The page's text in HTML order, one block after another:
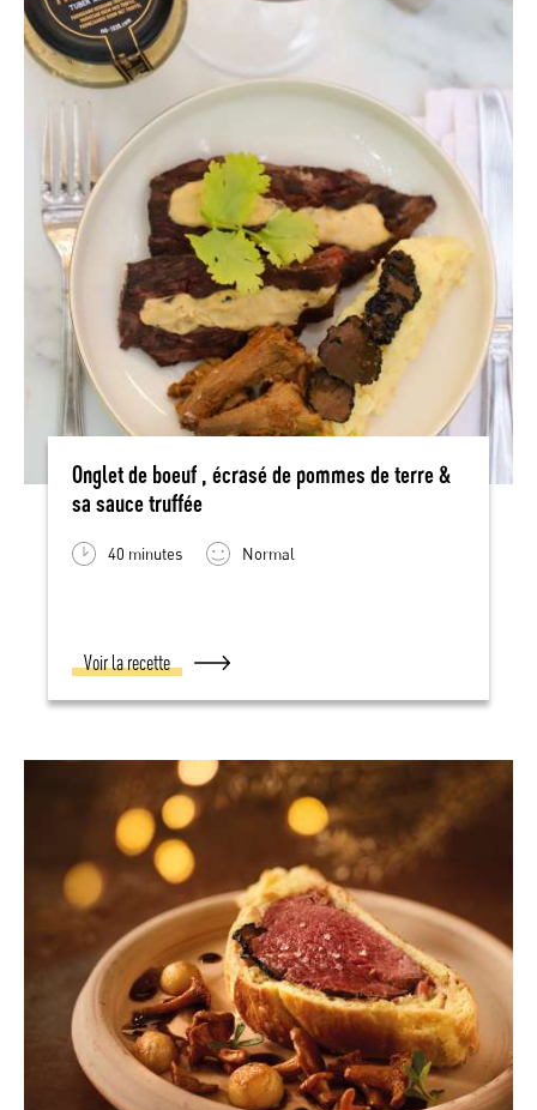
Onglet de boeuf , écrasé de pommes de terre &
sa sauce truffée
40 minutes Normal
Voir la recette